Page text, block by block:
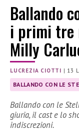
Ballando
i primi tre
Milly
LUCREZIA CIOTTI | 13
BALLANDO CON LE
Ballando con le
giuria, il cast e lo
indiscrezioni.